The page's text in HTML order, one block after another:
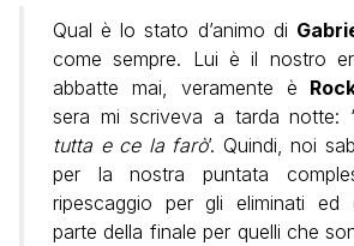
Qual è lo stato d’animo di
come sempre. Lui è il nostro
abbatte mai, veramente è
sera mi scriveva a tarda notte: ‘
tutta e ce la farò’. Quindi, noi
per la nostra puntata
ripescaggio per gli eliminati ed
parte della finale per quelli che